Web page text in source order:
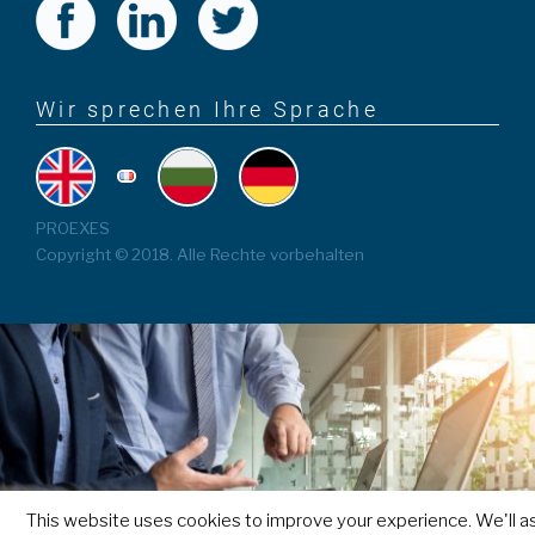
Wir sprechen Ihre Sprache
PROEXES
Copyright © 2018. Alle Rechte vorbehalten
This website uses cookies to improve your experience. We'll